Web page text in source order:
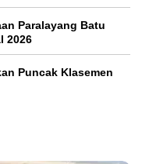
Paralayang Batu
2026
Puncak Klasemen